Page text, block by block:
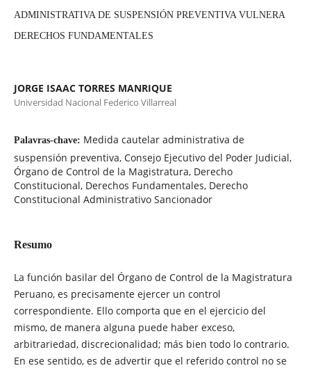
ADMINISTRATIVA DE SUSPENSIÓN PREVENTIVA VULNERA
DERECHOS FUNDAMENTALES
JORGE ISAAC TORRES MANRIQUE
Universidad Nacional Federico Villarreal
Palavras-chave: Medida cautelar administrativa de
suspensión preventiva, Consejo Ejecutivo del Poder Judicial,
Órgano de Control de la Magistratura, Derecho
Constitucional, Derechos Fundamentales, Derecho
Constitucional Administrativo Sancionador
Resumo
La función basilar del Órgano de Control de la Magistratura
Peruano, es precisamente ejercer un control
correspondiente. Ello comporta que en el ejercicio del
mismo, de manera alguna puede haber exceso,
arbitrariedad, discrecionalidad; más bien todo lo contrario.
En ese sentido, es de advertir que el referido control no se